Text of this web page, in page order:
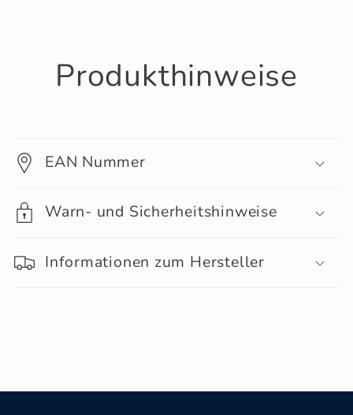
Produkthinweise
EAN Nummer
Warn- und Sicherheitshinweise
Informationen zum Hersteller